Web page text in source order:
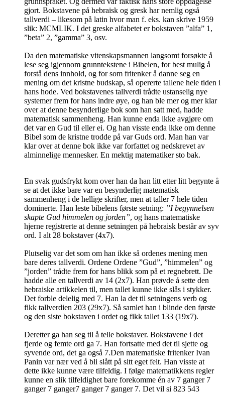
gjort. Bokstavene på hebraisk og gresk har nemlig også
tallverdi – likesom på latin hvor man f. eks. kan skrive 1959
slik: MCMLIK. I det greske alfabetet er bokstaven ”alfa” 1,
”beta” 2, ”gamma” 3, osv.
Da den matematiske vitenskapsmannen langsomt forsøkte å
lese seg igjennom grunntekstene i Bibelen, for best mulig å
forstå dens innhold, og for som fritenker å danne seg en
mening om det kristne budskap, så opererte tallene hele tiden i
hans hode. Ved bokstavenes tallverdi trådte ustanselig nye
systemer frem for hans indre øye, og han ble mer og mer klar
over at denne besynderlige bok som han satt med, hadde
matematisk sammenheng. Han kunne enda ikke avgjøre om
det var en Gud til eller ei. Og han visste enda ikke om denne
Bibel som de kristne trodde på var Guds ord. Man han var
klar over at denne bok ikke var forfattet og nedskrevet av
alminnelige mennesker. En mektig matematiker sto bak.
En svak gudsfrykt kom over han da han litt etter litt begynte å
se at det ikke bare var en besynderlig matematisk
sammenheng i de hellige skrifter, men at taller 7 hele tiden
dominerte. Han leste bibelens første setning: ”I begynnelsen
skapte Gud himmelen og jorden”, og hans matematiske
hjerne registrerte at denne setningen på hebraisk består av syv
ord. I alt 28 bokstaver (4x7).
Plutselig var det som om han ikke så ordenes mening men
bare deres tallverdi. Ordene Ordene ”Gud”, ”himmelen” og
”jorden” trådte frem for hans blikk som på et regnebrett. De
hadde alle en tallverdi av 14 (2x7). Han prøvde å sette den
hebraiske artikkelen til, men tallet kunne ikke slås i stykker.
Det forble delelig med 7. Han la det til setningens verb og
fikk tallverdien 203 (29x7). Så samlet han i blinde den første
og den siste bokstaven i ordet og fikk tallet 133 (19x7).
Deretter ga han seg til å telle bokstaver. Bokstavene i det
fjerde og femte ord ga 7. Han fortsatte med det til sjette og
syvende ord, det ga også 7.Den matematiske fritenker Ivan
Panin var nær ved å bli slått på sitt eget felt. Han visste at
dette ikke kunne være tilfeldig. I følge matematikkens regler
kunne en slik tilfeldighet bare forekomme én av 7 ganger 7
ganger 7 ganger7 ganger 7 ganger 7. Det vil si 823 543